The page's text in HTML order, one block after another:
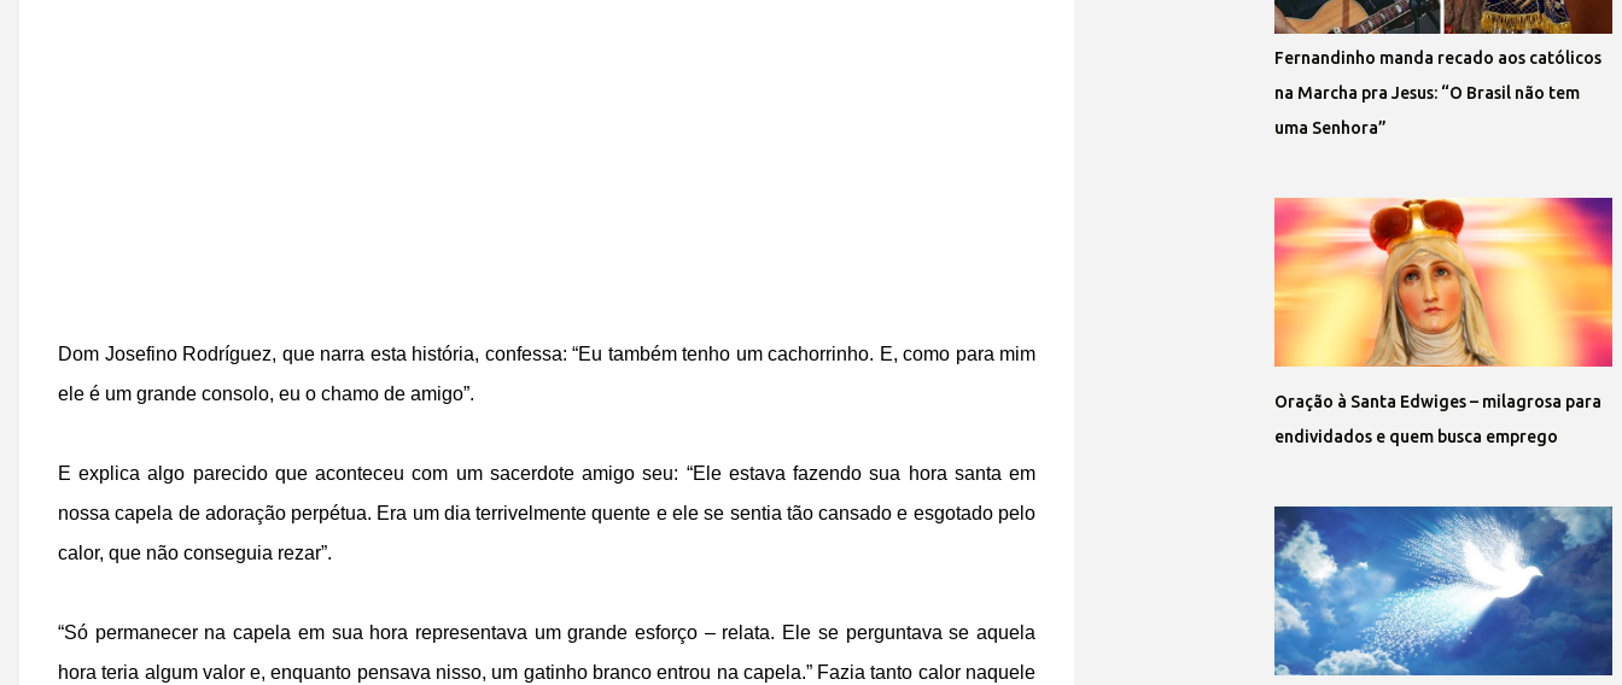
Dom Josefino Rodríguez, que narra esta história, confessa: “Eu também tenho um cachorrinho. E, como para mim
ele é um grande consolo, eu o chamo de amigo”.
E explica algo parecido que aconteceu com um sacerdote amigo seu: “Ele estava fazendo sua hora santa em
nossa capela de adoração perpétua. Era um dia terrivelmente quente e ele se sentia tão cansado e esgotado pelo
calor, que não conseguia rezar”.
“Só permanecer na capela em sua hora representava um grande esforço – relata. Ele se perguntava se aquela
hora teria algum valor e, enquanto pensava nisso, um gatinho branco entrou na capela.” Fazia tanto calor naquele
Fernandinho manda recado aos católicos
na Marcha pra Jesus: “O Brasil não tem
uma Senhora”
Oração à Santa Edwiges – milagrosa para
endividados e quem busca emprego